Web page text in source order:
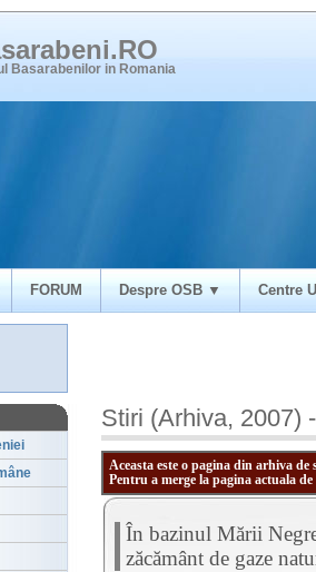
Basarabenilor in Romania
FORUM Despre OSB ▼ Centre
Stiri (Arhiva, 2007)
Aceasta este o pagina din arhiva
Pentru a merge la pagina actuala
În bazinul Mării
zăcământ de gaze